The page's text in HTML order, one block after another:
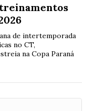
treinamentos
de intertemporada
no CT,
na Copa Paraná